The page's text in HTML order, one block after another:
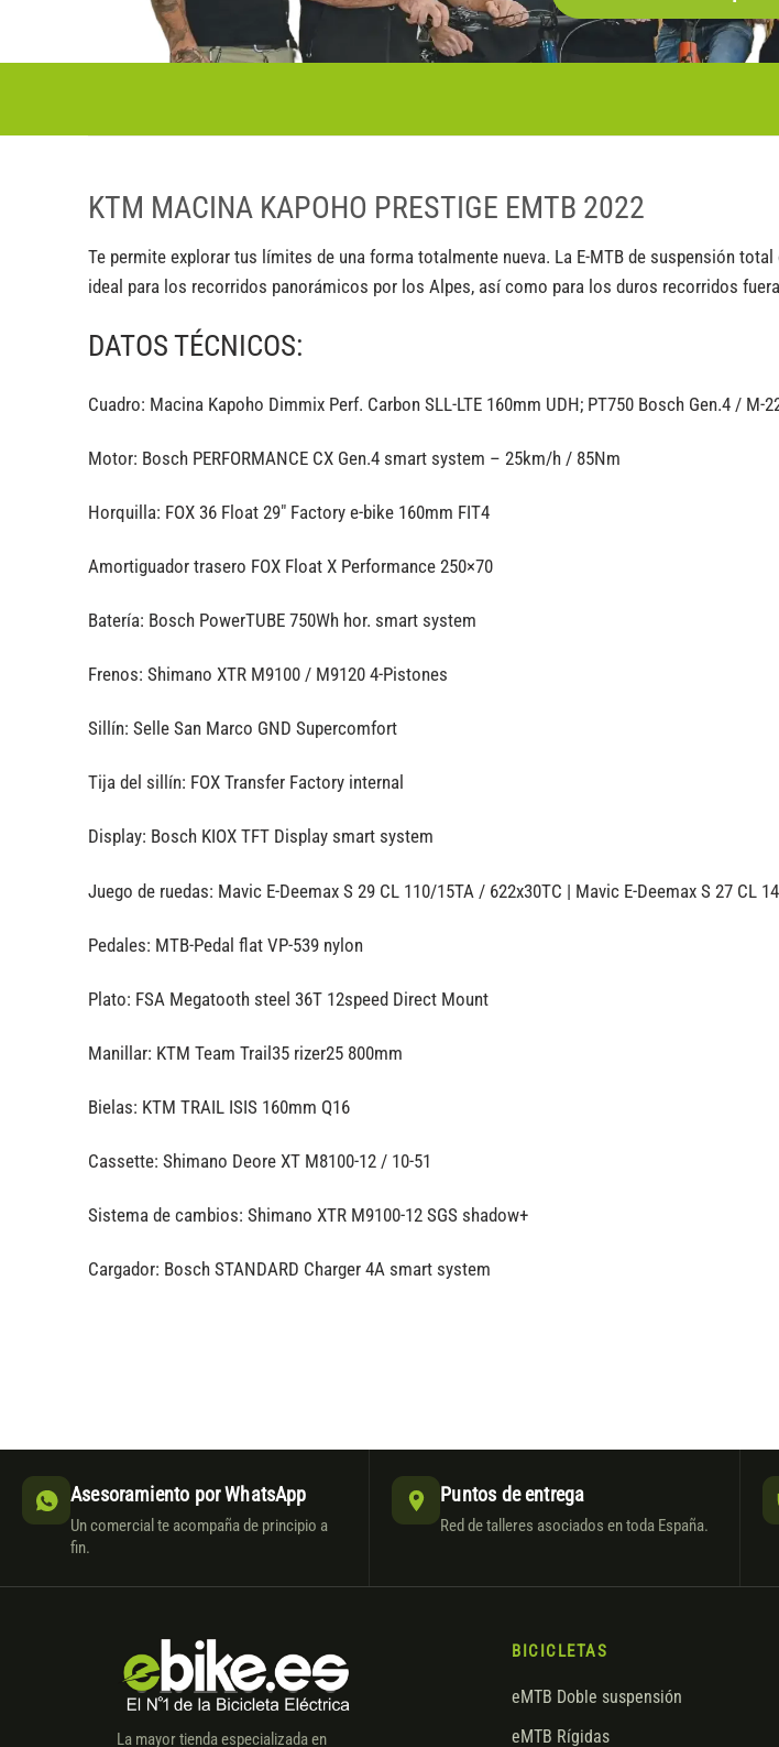
KTM MACINA KAPOHO PRESTIGE EMTB 2022
Te permite explorar tus límites de una forma totalmente nueva. La E-MTB de suspensión total
ideal para los recorridos panorámicos por los Alpes, así como para los duros recorridos
DATOS TÉCNICOS:
Cuadro: Macina Kapoho Dimmix Perf. Carbon SLL-LTE 160mm UDH; PT750 Bosch Gen.4 / M-
Motor: Bosch PERFORMANCE CX Gen.4 smart system – 25km/h / 85Nm
Horquilla: FOX 36 Float 29″ Factory e-bike 160mm FIT4
Amortiguador trasero FOX Float X Performance 250×70
Batería: Bosch PowerTUBE 750Wh hor. smart system
Frenos: Shimano XTR M9100 / M9120 4-Pistones
Sillín: Selle San Marco GND Supercomfort
Tija del sillín: FOX Transfer Factory internal
Display: Bosch KIOX TFT Display smart system
Juego de ruedas: Mavic E-Deemax S 29 CL 110/15TA / 622x30TC | Mavic E-Deemax S 27 CL
Pedales: MTB-Pedal flat VP-539 nylon
Plato: FSA Megatooth steel 36T 12speed Direct Mount
Manillar: KTM Team Trail35 rizer25 800mm
Bielas: KTM TRAIL ISIS 160mm Q16
Cassette: Shimano Deore XT M8100-12 / 10-51
Sistema de cambios: Shimano XTR M9100-12 SGS shadow+
Cargador: Bosch STANDARD Charger 4A smart system
Asesoramiento por WhatsApp
Un comercial te acompaña de principio a
fin.
Puntos de entrega
Red de talleres asociados en toda España.
La mayor tienda especializada en
BICICLETAS
eMTB Doble suspensión
eMTB Rígidas